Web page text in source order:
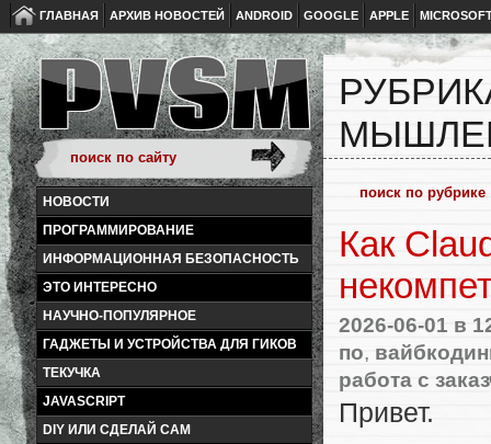
ГЛАВНАЯ АРХИВ НОВОСТЕЙ ANDROID GOOGLE APPLE
НОВОСТИ
ПРОГРАММИРОВАНИЕ
ИНФОРМАЦИОННАЯ БЕЗОПАСНОСТЬ
ЭТО ИНТЕРЕСНО
НАУЧНО-ПОПУЛЯРНОЕ
ГАДЖЕТЫ И УСТРОЙСТВА ДЛЯ ГИКОВ
ТЕКУЧКА
JAVASCRIPT
DIY ИЛИ СДЕЛАЙ САМ
Как
2026-06-01 в
по,
работа с
Привет.